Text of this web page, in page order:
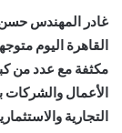
غادر المهندس حسن
القاهرة اليوم
مكثفة مع عدد من
الأعمال والشركات
التجارية